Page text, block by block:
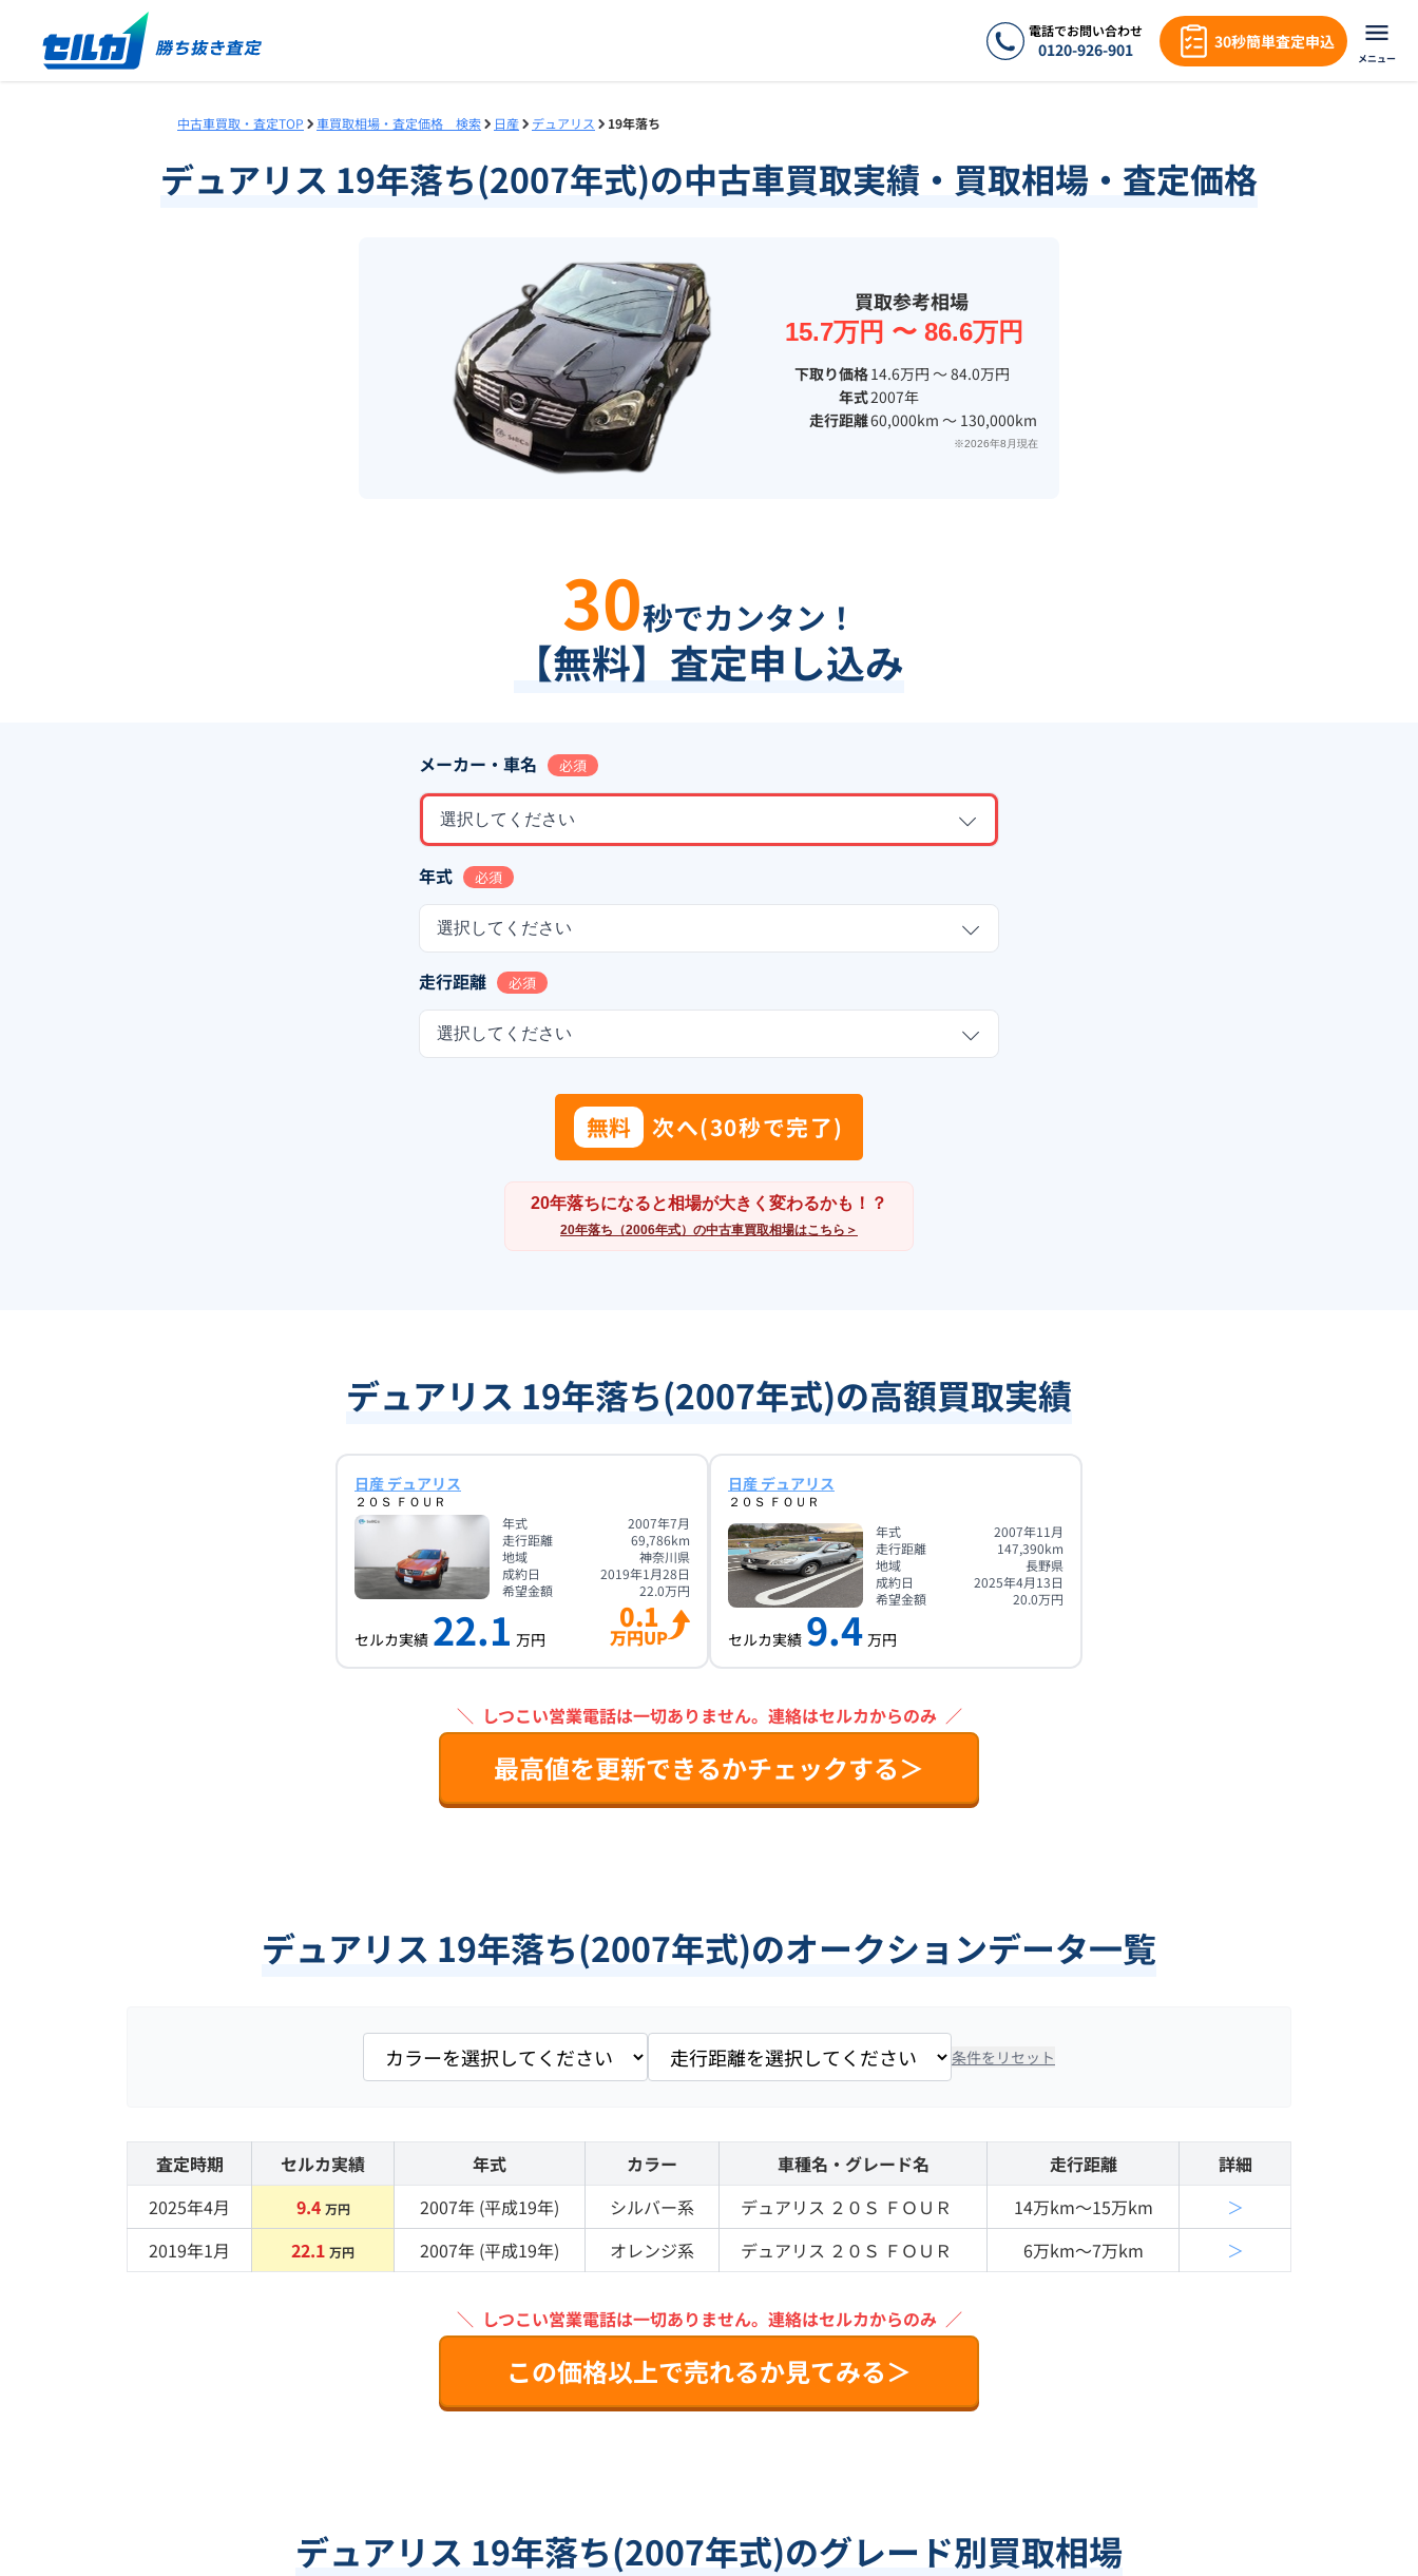
電話でお問い合わせ
0120-926-901 30秒簡単査定申込
メニュー
中古車買取・査定TOP 車買取相場・査定価格 検索 日産 デュアリス 19年落ち
デュアリス 19年落ち(2007年式)の中古車買取実績・買取相場・査定価格
買取参考相場
15.7万円 〜 86.6万円
下取り価格14.6万円 〜 84.0万円
年式2007年
走行距離60,000km 〜 130,000km
※2026年8月現在
30秒でカンタン！
【無料】査定申し込み
メーカー・車名 必須
選択してください
年式 必須
選択してください
走行距離 必須
選択してください
無料 次へ(30秒で完了)
20年落ちになると相場が大きく変わるかも！？
20年落ち（2006年式）の中古車買取相場はこちら＞
デュアリス 19年落ち(2007年式)の高額買取実績
日産 デュアリス
２０Ｓ ＦＯＵＲ
年式
2007年7月
走行距離
69,786km
地域
神奈川県
成約日
2019年1月28日
希望金額
22.0万円
セルカ実績 22.1 万円
0.1
万円UP
日産 デュアリス
２０Ｓ ＦＯＵＲ
年式
2007年11月
走行距離
147,390km
地域
長野県
成約日
2025年4月13日
希望金額
20.0万円
セルカ実績 9.4 万円
＼ しつこい営業電話は一切ありません。 連絡はセルカからのみ ／
最高値を更新できるかチェックする＞
デュアリス 19年落ち(2007年式)のオークションデータ一覧
条件をリセット
査定時期 セルカ実績 年式 カラー 車種名・グレード名 走行距離
詳細
2025年4月
9.4 万円 2007年 (平成19年) シルバー系 デュアリス ２０Ｓ ＦＯＵＲ 14万km〜15万km
＞
2019年1月
22.1 万円 2007年 (平成19年) オレンジ系 デュアリス ２０Ｓ ＦＯＵＲ 6万km〜7万km ＞
＼ しつこい営業電話は一切ありません。 連絡はセルカからのみ ／
この価格以上で売れるか見てみる＞
デュアリス 19年落ち(2007年式)のグレード別買取相場